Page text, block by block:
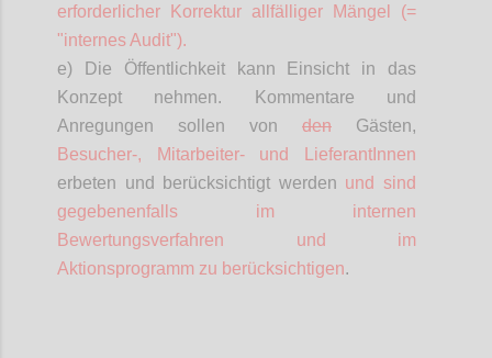
erforderlicher Korrektur allfälliger Mängel (=
"internes Audit").
e) Die Öffentlichkeit kann Einsicht in das
Konzept nehmen. Kommentare und
Anregungen sollen von den Gästen,
Besucher-,
Mitarbeiter- und
LieferantInnen
erbeten und berücksichtigt werden und sind
gegebenenfalls im internen
Bewertungsverfahren und im
Aktionsprogramm zu berücksichtigen.